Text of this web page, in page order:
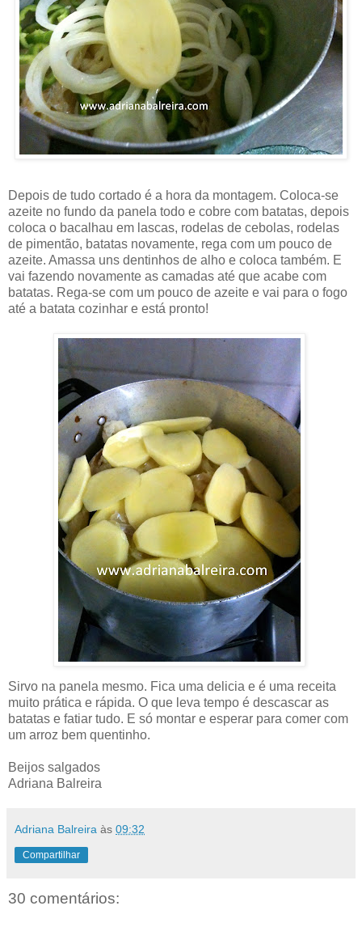
Depois de tudo cortado é a hora da montagem. Coloca-se
azeite no fundo da panela todo e cobre com batatas, depois
coloca o bacalhau em lascas, rodelas de cebolas, rodelas
de pimentão, batatas novamente, rega com um pouco de
azeite. Amassa uns dentinhos de alho e coloca também. E
vai fazendo novamente as camadas até que acabe com
batatas. Rega-se com um pouco de azeite e vai para o fogo
até a batata cozinhar e está pronto!
Sirvo na panela mesmo. Fica uma delicia e é uma receita
muito prática e rápida. O que leva tempo é descascar as
batatas e fatiar tudo. E só montar e esperar para comer com
um arroz bem quentinho.
Beijos salgados
Adriana Balreira
Adriana Balreira às 09:32
Compartilhar
30 comentários: